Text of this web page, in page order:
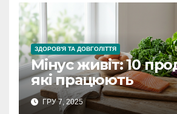
ЗДОРОВ'Я ТА ДОВГОЛІТТЯ
Мінус живіт: 10
які працюють
ГРУ 7, 2025